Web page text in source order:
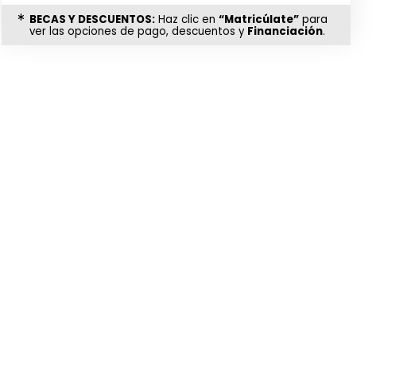
BECAS Y DESCUENTOS:Haz clic en “Matricúlate”para
ver las opciones de pago, descuentos y Financiación.